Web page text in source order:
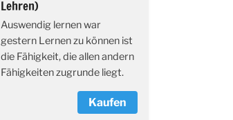
Lehren)
Auswendig lernen war
gestern Lernen zu können ist
die Fähigkeit, die allen andern
Fähigkeiten zugrunde liegt.
Kaufen